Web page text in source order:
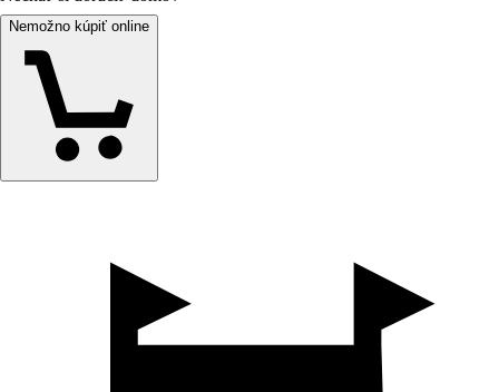
Nemožno kúpiť online